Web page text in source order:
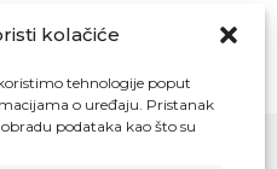
kolačiće
tehnologije poput
o uređaju. Pristanak
podataka kao što su